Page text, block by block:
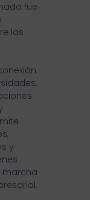
fue
las
y
marcha